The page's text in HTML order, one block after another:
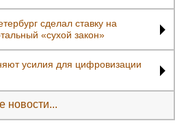
сделал ставку на
«сухой закон»
усилия для цифровизации
новости...